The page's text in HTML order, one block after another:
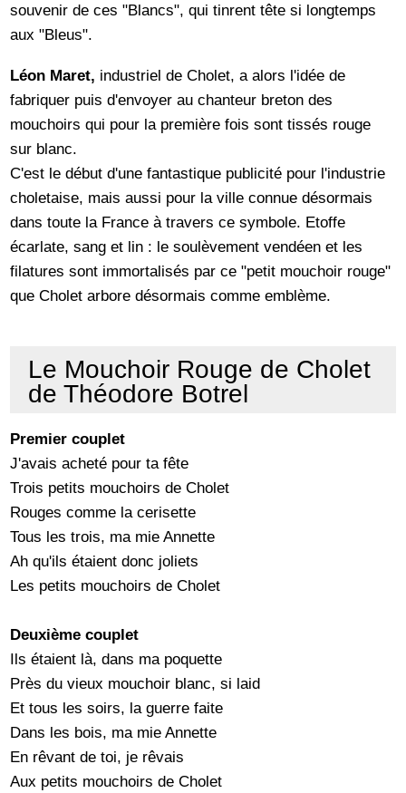
souvenir de ces "Blancs", qui tinrent tête si longtemps
aux "Bleus".
Léon Maret, industriel de Cholet, a alors l'idée de
fabriquer puis d'envoyer au chanteur breton des
mouchoirs qui pour la première fois sont tissés rouge
sur blanc.
C'est le début d'une fantastique publicité pour l'industrie
choletaise, mais aussi pour la ville connue désormais
dans toute la France à travers ce symbole. Etoffe
écarlate, sang et lin : le soulèvement vendéen et les
filatures sont immortalisés par ce "petit mouchoir rouge"
que Cholet arbore désormais comme emblème.
Le Mouchoir Rouge de Cholet
de Théodore Botrel
Premier couplet
J'avais acheté pour ta fête
Trois petits mouchoirs de Cholet
Rouges comme la cerisette
Tous les trois, ma mie Annette
Ah qu'ils étaient donc joliets
Les petits mouchoirs de Cholet
Deuxième couplet
Ils étaient là, dans ma poquette
Près du vieux mouchoir blanc, si laid
Et tous les soirs, la guerre faite
Dans les bois, ma mie Annette
En rêvant de toi, je rêvais
Aux petits mouchoirs de Cholet